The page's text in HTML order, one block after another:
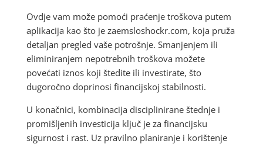
Ovdje vam može pomoći praćenje troškova putem
aplikacija kao što je zaemsloshockr.com, koja pruža
detaljan pregled vaše potrošnje. Smanjenjem ili
eliminiranjem nepotrebnih troškova možete
povećati iznos koji štedite ili investirate, što
dugoročno doprinosi financijskoj stabilnosti.
U konačnici, kombinacija disciplinirane štednje i
promišljenih investicija ključ je za financijsku
sigurnost i rast. Uz pravilno planiranje i korištenje